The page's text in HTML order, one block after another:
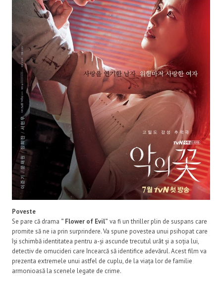
Poveste
Se pare că drama ” Flower of Evil” va fi un thriller plin de suspans care
promite să ne ia prin surprindere. Va spune povestea unui psihopat care
își schimbă identitatea pentru a-și ascunde trecutul urât și a soția lui,
detectiv de omucideri care încearcă să identifice adevărul. Acest film va
prezenta extremele unui astfel de cuplu, de la viața lor de familie
armonioasă la scenele legate de crime.